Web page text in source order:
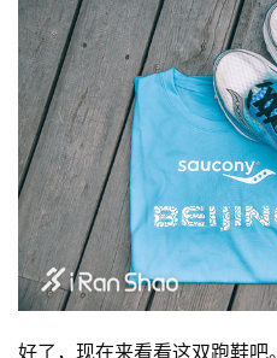
好了，现在来看看这双跑鞋吧。